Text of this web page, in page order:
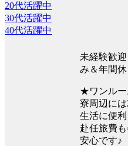
20代活躍中
30代活躍中
40代活躍中
未経験歓
み＆年間休
★ワンルー
寮周辺に
生活に便利
赴任旅費
安心です♪